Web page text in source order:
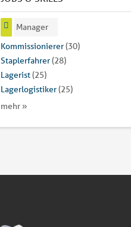
Manager
Kommissionierer(30)
Staplerfahrer(28)
Lagerist(25)
Lagerlogistiker(25)
mehr »